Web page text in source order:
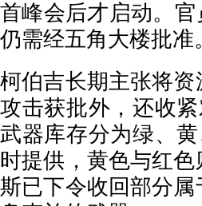
首峰会后才启动。
仍需经五角大楼批准
柯伯吉长期主张将
攻击获批外，还收
武器库存分为绿、
时提供，黄色与红
斯已下令收回部分